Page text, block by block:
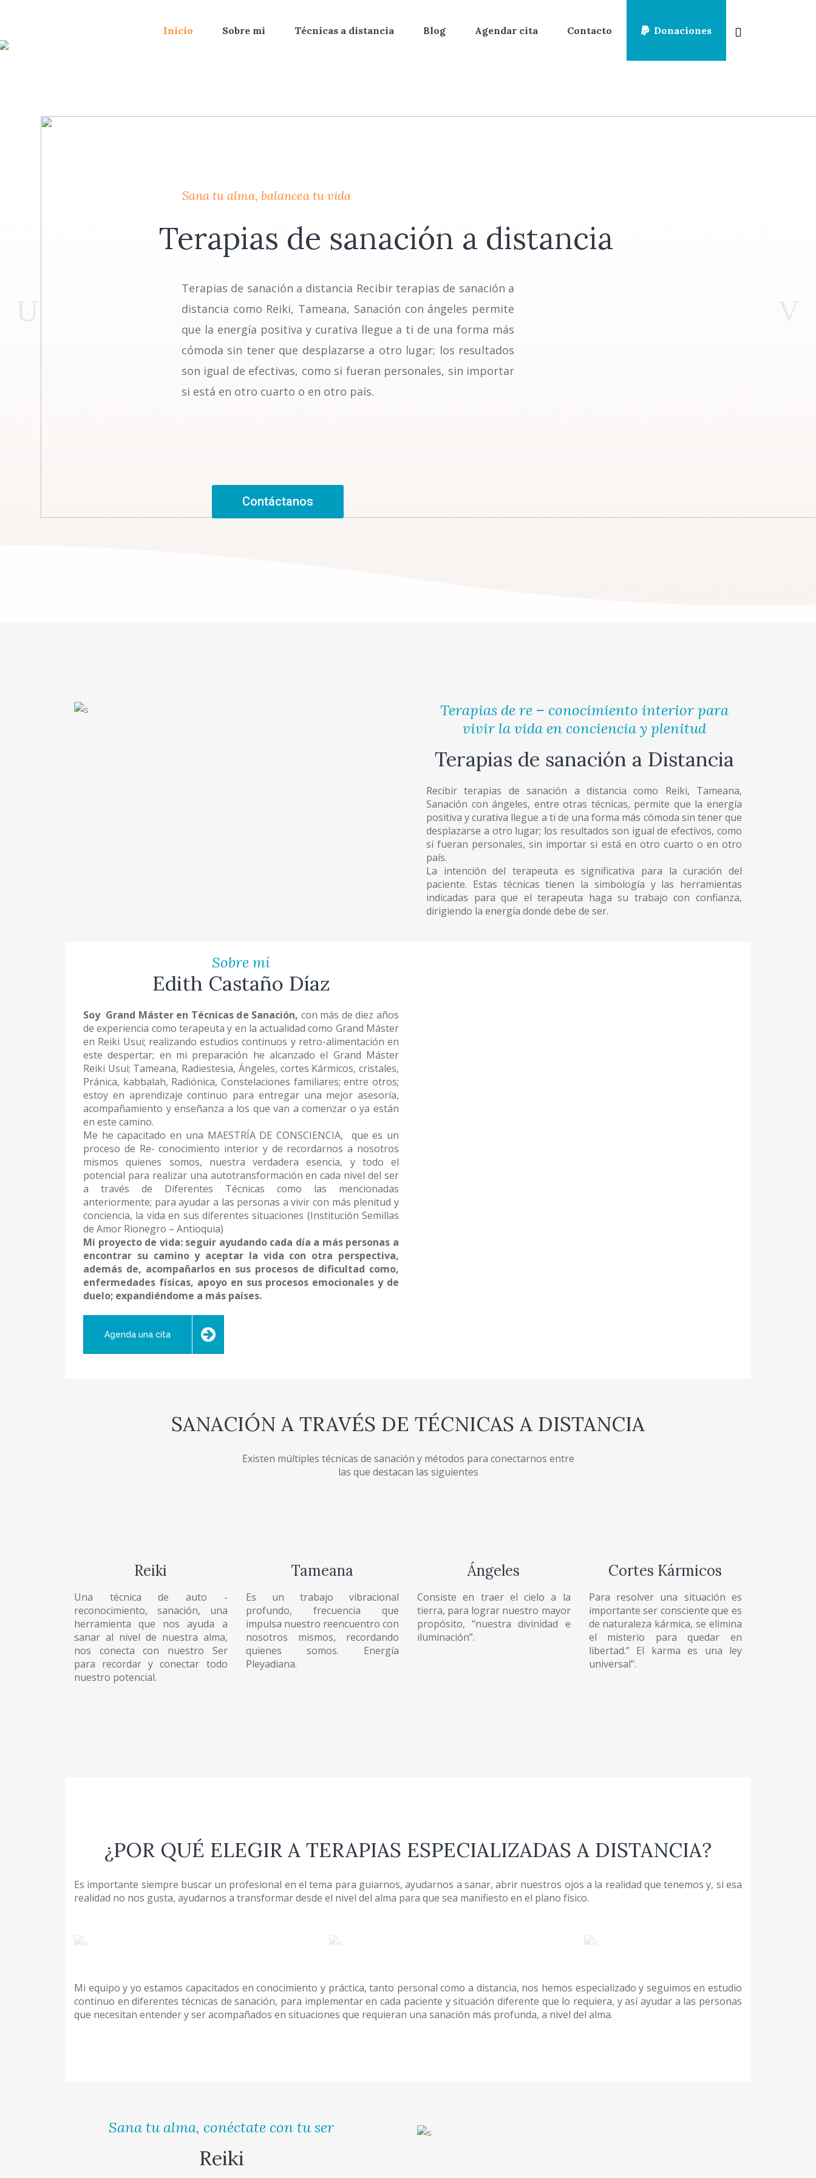
Inicio Sobre mí Técnicas a distancia Blog Agendar cita Contacto Donaciones
Sana tu alma, balancea tu vida
Terapias de re – conocimiento interior para
vivir la vida en conciencia y plenitud
Terapias de sanación a Distancia
Recibir terapias de sanación a distancia como Reiki, Tameana,
Sanación con ángeles, entre otras técnicas, permite que la energía
positiva y curativa llegue a ti de una forma más cómoda sin tener que
desplazarse a otro lugar; los resultados son igual de efectivos, como
si fueran personales, sin importar si está en otro cuarto o en otro
país.
La intención del terapeuta es significativa para la curación del
paciente. Estas técnicas tienen la simbología y las herramientas
indicadas para que el terapeuta haga su trabajo con confianza,
dirigiendo la energía donde debe de ser.
Sobre mí
Edith Castaño Díaz
Soy Grand Máster en Técnicas de Sanación, con más de diez años
de experiencia como terapeuta y en la actualidad como Grand Máster
en Reiki Usui; realizando estudios continuos y retro-alimentación en
este despertar; en mi preparación he alcanzado el Grand Máster
Reiki Usui; Tameana, Radiestesia, Ángeles, cortes Kármicos, cristales,
Pránica, kabbalah, Radiónica, Constelaciones familiares; entre otros;
estoy en aprendizaje continuo para entregar una mejor asesoría,
acompañamiento y enseñanza a los que van a comenzar o ya están
en este camino.
Me he capacitado en una MAESTRÍA DE CONSCIENCIA, que es un
proceso de Re- conocimiento interior y de recordarnos a nosotros
mismos quienes somos, nuestra verdadera esencia, y todo el
potencial para realizar una autotransformación en cada nivel del ser
a través de Diferentes Técnicas como las mencionadas
anteriormente; para ayudar a las personas a vivir con más plenitud y
conciencia, la vida en sus diferentes situaciones (Institución Semillas
de Amor Rionegro – Antioquia)
Mi proyecto de vida: seguir ayudando cada día a más personas a
encontrar su camino y aceptar la vida con otra perspectiva,
además de, acompañarlos en sus procesos de dificultad como,
enfermedades físicas, apoyo en sus procesos emocionales y de
duelo; expandiéndome a más países.
Agenda una cita
SANACIÓN A TRAVÉS DE TÉCNICAS A DISTANCIA
Existen múltiples técnicas de sanación y métodos para conectarnos entre
las que destacan las siguientes
Reiki
Una técnica de auto -
reconocimiento, sanación, una
herramienta que nos ayuda a
sanar al nivel de nuestra alma,
nos conecta con nuestro Ser
para recordar y conectar todo
nuestro potencial.
Tameana
Es un trabajo vibracional
profundo, frecuencia que
impulsa nuestro reencuentro con
nosotros mismos, recordando
quienes somos. Energía
Pleyadiana.
Ángeles
Consiste en traer el cielo a la
tierra, para lograr nuestro mayor
propósito, “nuestra divinidad e
iluminación”.
Cortes Kármicos
Para resolver una situación es
importante ser consciente que es
de naturaleza kármica, se elimina
el misterio para quedar en
libertad.” El karma es una ley
universal”.
¿POR QUÉ ELEGIR A TERAPIAS ESPECIALIZADAS A DISTANCIA?
Es importante siempre buscar un profesional en el tema para guiarnos, ayudarnos a sanar, abrir nuestros ojos a la realidad que tenemos y, si esa
realidad no nos gusta, ayudarnos a transformar desde el nivel del alma para que sea manifiesto en el plano físico.
Mi equipo y yo estamos capacitados en conocimiento y práctica, tanto personal como a distancia, nos hemos especializado y seguimos en estudio
continuo en diferentes técnicas de sanación, para implementar en cada paciente y situación diferente que lo requiera, y así ayudar a las personas
que necesitan entender y ser acompañados en situaciones que requieran una sanación más profunda, a nivel del alma.
Sana tu alma, conéctate con tu ser
Reiki